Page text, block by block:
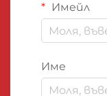
Имейл
Име